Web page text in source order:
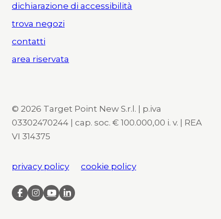
dichiarazione di accessibilità
trova negozi
contatti
area riservata
© 2026 Target Point New S.r.l. | p.iva
03302470244 | cap. soc. € 100.000,00 i. v. | REA
VI 314375
privacy policy cookie policy